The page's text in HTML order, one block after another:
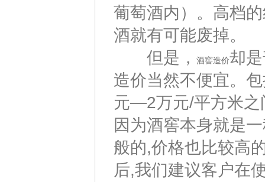
葡萄酒内）。高档
酒就有可能废掉。
但是，
酒窖造价却
造价当然不便宜。
元—2万元/平方米之
因为酒窖本身就是
般的,价格也比较高
后,我们建议客户在